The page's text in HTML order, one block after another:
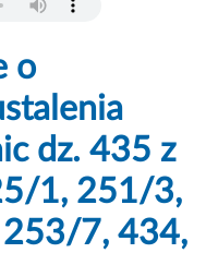
o
dz. 435 z
1, 251/3,
7, 434,